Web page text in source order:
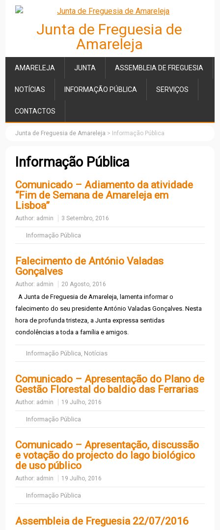
Junta de Freguesia de
Amareleja
AMARELEJA JUNTA ASSEMBLEIA DE FREGUESIA
NOTÍCIAS INFORMAÇÃO PÚBLICA SERVIÇOS
CONTACTOS
Junta de Freguesia de Amareleja > Informação Pública
Informação Pública
Comunicado – Adiamento da atividade
“Fim de Semana de Amareleja em
Lisboa”
Author: admin 3 Setembro, 2016
Informação Pública
Falecimento de António Valadas
Gonçalves
Author: admin 20 Agosto, 2016
A Junta de Freguesia de Amareleja, lamenta informar o
falecimento do seu presidente António Valadas Gonçalves. Nesta
hora de profunda tristeza, a Junta expressa sentidas
condolências a toda a família e amigos.
Informação Pública, Notícias
Comunicado – Apresentação do Plano de
Gestão Florestal do baldio das Ferrarias
Author: admin 19 Julho, 2016
Informação Pública
Comunicado – Apresentação, discussão
e votação do projecto do lago biológico
de uso público
Author: admin 19 Julho, 2016
Informação Pública
Assembleia de Freguesia 22/07/2016